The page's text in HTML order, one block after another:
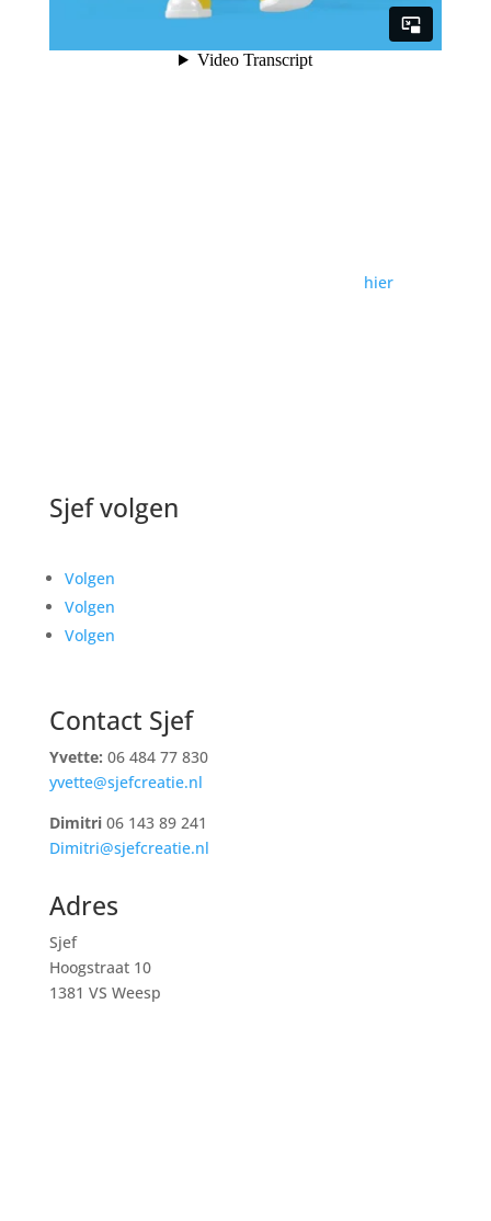
hierom te
Sjef volgen
Volgen
Volgen
Volgen
Contact Sjef
Yvette: 06 484 77 830
yvette@sjefcreatie.nl
Dimitri06 143 89 241
Dimitri@sjefcreatie.nl
Adres
Sjef
Hoogstraat 10
1381 VS Weesp